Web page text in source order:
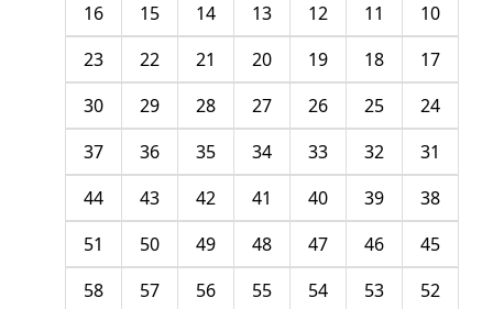
10
11
12
13
14
15
16
17
18
19
20
21
22
23
24
25
26
27
28
29
30
31
32
33
34
35
36
37
38
39
40
41
42
43
44
45
46
47
48
49
50
51
52
53
54
55
56
57
58